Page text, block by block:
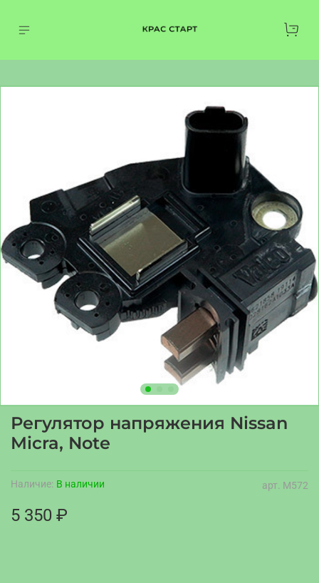
арт. M572
Наличие: В наличии
Регулятор напряжения Nissan
Micra, Note
5 350 ₽